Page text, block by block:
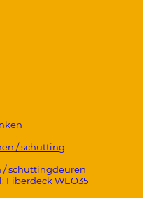
/ schutting
/ schuttingdeuren
Fiberdeck WEO35